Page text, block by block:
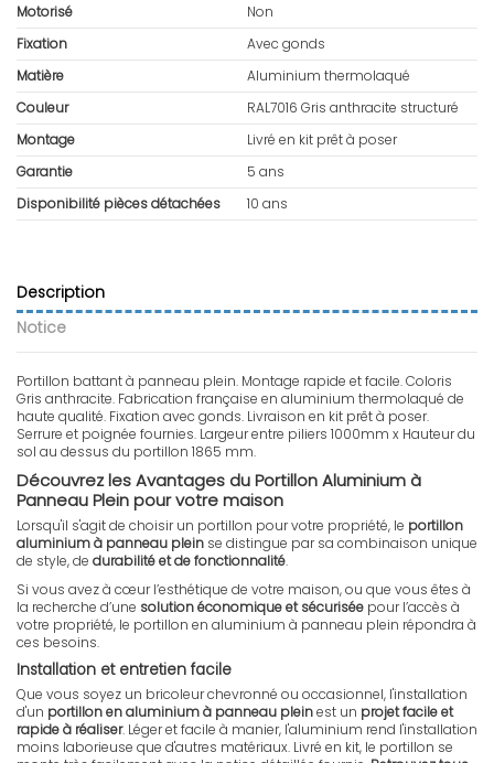
Motorisé
Non
Fixation
Avec gonds
Matière
Aluminium thermolaqué
Couleur
RAL7016 Gris anthracite structuré
Montage
Livré en kit prêt à poser
Garantie
5 ans
Disponibilité pièces détachées
10 ans
Description
Notice
Portillon battant à panneau plein. Montage rapide et facile. Coloris
Gris anthracite. Fabrication française en aluminium thermolaqué de
haute qualité. Fixation avec gonds. Livraison en kit prêt à poser.
Serrure et poignée fournies. Largeur entre piliers 1000mm x Hauteur du
sol au dessus du portillon 1865 mm.
Découvrez les Avantages du Portillon Aluminium à
Panneau Plein pour votre maison
Lorsqu'il s'agit de choisir un portillon pour votre propriété, le portillon
aluminium à panneau plein se distingue par sa combinaison unique
de style, de durabilité et de fonctionnalité.
Si vous avez à cœur l’esthétique de votre maison, ou que vous êtes à
la recherche d’une solution économique et sécurisée pour l’accès à
votre propriété, le portillon en aluminium à panneau plein répondra à
ces besoins.
Installation et entretien facile
Que vous soyez un bricoleur chevronné ou occasionnel, l'installation
d'un portillon en aluminium à panneau pleinest un projet facile et
rapide à réaliser. Léger et facile à manier, l'aluminium rend l'installation
moins laborieuse que d'autres matériaux. Livré en kit, le portillon se